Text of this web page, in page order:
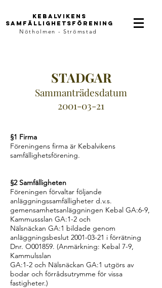
Kebalvikens
samFällighetsförening
Nötholmen - Strömstad
STADGAR
Sammanträdesdatum
2001-03-21
§1 Firma
Föreningens firma är Kebalvikens
samfällighetsförening.
§2 Samfälligheten
Föreningen förvaltar följande
anläggningssamfälligheter d.v.s.
gemensamhetsanläggningen Kebal GA:6-9,
Kammussslan GA:1-2 och
Nälsnäckan GA:1 bildade genom
anläggningsbeslut 2001-03-21 i förrätning
Dnr. O001859. (Anmärkning: Kebal 7-9,
Kammulsslan
GA:1-2 och Nälsnäckan GA:1 utgörs av
bodar och förrådsutrymme för vissa
fastigheter.)